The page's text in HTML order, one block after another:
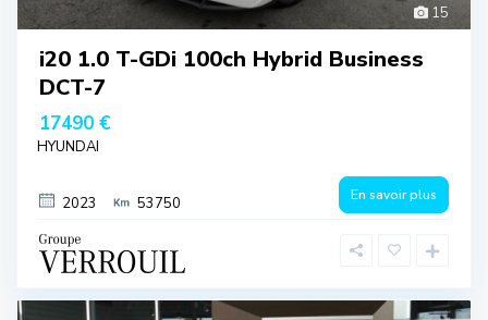
15
i20 1.0 T-GDi 100ch Hybrid Business
DCT-7
17490 €
HYUNDAI
2023 53750 En savoir plus